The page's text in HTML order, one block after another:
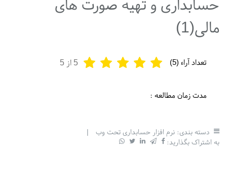
حسابداری و تهیه صورت های
مالی(1)
تعداد آراء (5
)
5 از 5
مدت زمان مطالعه :
دسته بندی: نرم افزار حسابداری تحت وب
|
به اشتراک بگذارید: